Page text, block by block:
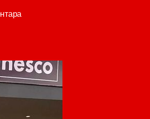
UNESCO-
A
U
PARIZU